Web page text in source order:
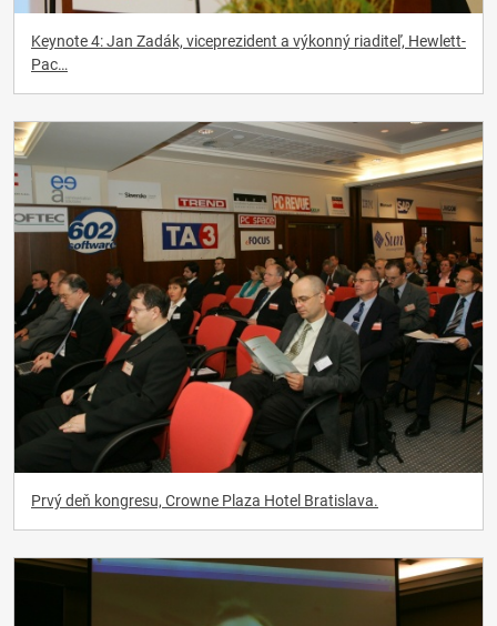
Keynote 4: Jan Zadák, viceprezident a výkonný riaditeľ, Hewlett-
Pac…
Prvý deň kongresu, Crowne Plaza Hotel Bratislava.